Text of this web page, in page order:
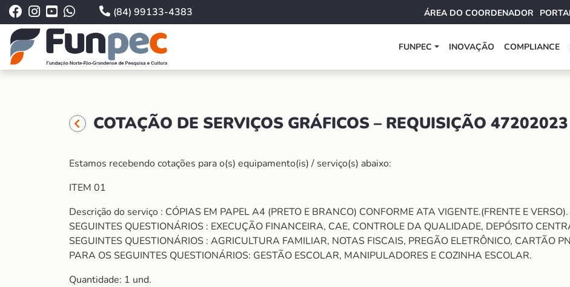
(84) 99133-4383 ÁREA DO COORDENADOR
FUNPEC INOVAÇÃO COMPLIANCE
COTAÇÃO DE SERVIÇOS GRÁFICOS – REQUISIÇÃO 47202023
Estamos recebendo cotações para o(s) equipamento(is) / serviço(s) abaixo:
ITEM 01
Descrição do serviço : CÓPIAS EM PAPEL A4 (PRETO E BRANCO) CONFORME ATA VIGENTE.(FRENTE E
SEGUINTES QUESTIONÁRIOS : EXECUÇÃO FINANCEIRA, CAE, CONTROLE DA QUALIDADE, DEPÓSITO
SEGUINTES QUESTIONÁRIOS : AGRICULTURA FAMILIAR, NOTAS FISCAIS, PREGÃO ELETRÔNICO, CARTÃO
PARA OS SEGUINTES QUESTIONÁRIOS: GESTÃO ESCOLAR, MANIPULADORES E COZINHA ESCOLAR.
Quantidade: 1 und.